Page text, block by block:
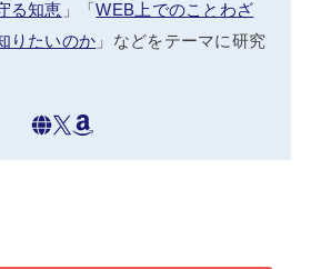
る知恵 」「WEB上でのことわざ
りたいのか 」などをテーマに研究